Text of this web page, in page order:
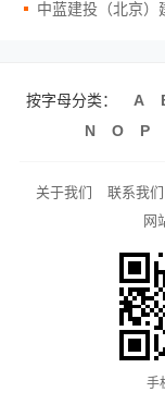
中蓝建投（北京）
按字母分类： A
N
O P
关于我们 联系我们
网
手